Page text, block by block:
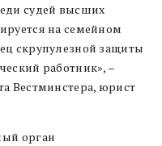
судей высших
на семейном
скрупулезной защиты
работник», –
Вестминстера, юрист
орган